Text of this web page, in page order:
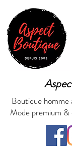
Boutique homme
Mode premium &